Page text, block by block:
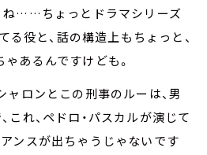
ね……ちょっとドラマシリーズ
る役と、話の構造上もちょっと、
あるんですけども。
ャロンとこの刑事のルーは、男
これ、ペドロ・パスカルが演じて
ンスが出ちゃうじゃないです